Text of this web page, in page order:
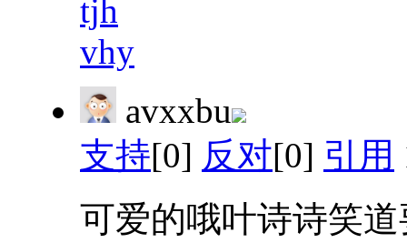
tjh
vhy
avxxbu
支持[0] 反对[0] 引用
可爱的哦叶诗诗笑